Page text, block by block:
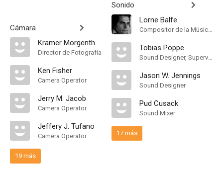
Cámara
Kramer Morgenthau
Director de Fotografía
Ken Fisher
Camera Operator
Jerry M. Jacob
Camera Operator
Jeffery J. Tufano
Camera Operator
19 más
Sonido
Lorne Balfe
Compositor de la Música Original
Tobias Poppe
Sound Designer, Supervising Sound Editor
Jason W. Jennings
Sound Designer
Pud Cusack
Sound Mixer
17 más